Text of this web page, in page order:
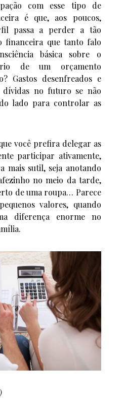
com esse tipo de
é que, aos poucos,
passa a perder a tão
financeira que tanto falo
básica sobre o
de um orçamento
Gastos desenfreados e
dívidas no futuro se não
lado para controlar as
você prefira delegar as
participar ativamente,
mais sutil, seja anotando
no meio da tarde,
de uma roupa… Parece
valores, quando
diferença enorme no